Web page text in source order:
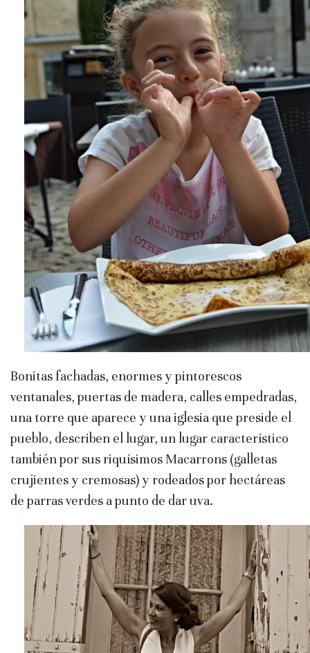
Bonitas fachadas, enormes y pintorescos
ventanales, puertas de madera, calles empedradas,
una torre que aparece y una iglesia que preside el
pueblo, describen el lugar, un lugar característico
también por sus riquísimos Macarrons (galletas
crujientes y cremosas) y rodeados por hectáreas
de parras verdes a punto de dar uva.